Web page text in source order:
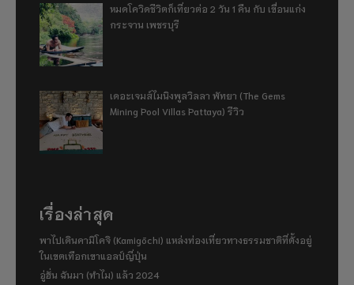
หมดโควิดชีวิตก็เที่ยวต่อ 2 วัน 1 คืน กับ เขื่อนแก่ง
กระจาน เพชรบุรี
เดอะเจมส์ไมนิงพูลวิลลา พัทยา (The Gems
Mining Pool Villas Pattaya) รีวิว
เรื่องล่าสุด
พาไปเดินคามิโคจิ (Kamigōchi) แหล่งท่องเที่ยวทางธรรมชาติที่ตั้งอยู่
ในเขตเทือกเขาแอลป์ญี่ปุ่น
อู่ฮั่น ฉันมา (ทำไม) แล้ว 2024